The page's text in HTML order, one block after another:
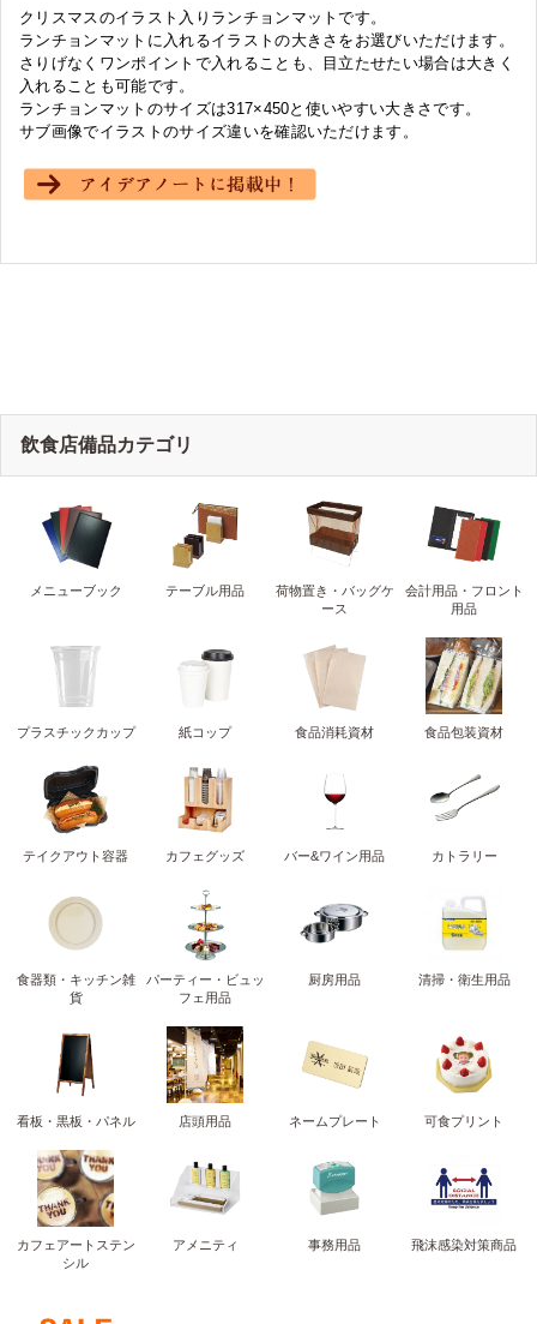
クリスマスのイラスト入りランチョンマットです。
ランチョンマットに入れるイラストの大きさをお選びいただけます。
さりげなくワンポイントで入れることも、目立たせたい場合は大きく
入れることも可能です。
ランチョンマットのサイズは317×450と使いやすい大きさです。
サブ画像でイラストのサイズ違いを確認いただけます。
飲食店備品カテゴリ
メニューブック テーブル用品
荷物置き・バッグケ
ース
会計用品・フロント
用品
プラスチックカップ 紙コップ 食品消耗資材 食品包装資材
テイクアウト容器 カフェグッズ バー&ワイン用品 カトラリー
食器類・キッチン雑
貨
パーティー・ビュッ
フェ用品
厨房用品 清掃・衛生用品
看板・黒板・パネル 店頭用品 ネームプレート 可食プリント
カフェアートステン
シル
アメニティ 事務用品 飛沫感染対策商品